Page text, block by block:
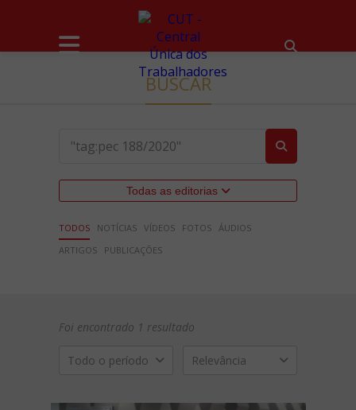
BUSCAR
Todas as editorias
TODOS NOTÍCIAS VÍDEOS FOTOS ÁUDIOS
ARTIGOS
PUBLICAÇÕES
Foi encontrado 1 resultado
Todo o período Relevância